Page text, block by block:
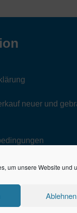
um unsere Website und
Ablehnen
neuer und